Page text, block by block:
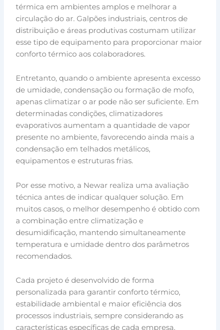
térmica em ambientes amplos e melhorar a
circulação do ar. Galpões industriais, centros de
distribuição e áreas produtivas costumam utilizar
esse tipo de equipamento para proporcionar maior
conforto térmico aos colaboradores.
Entretanto, quando o ambiente apresenta excesso
de umidade, condensação ou formação de mofo,
apenas climatizar o ar pode não ser suficiente. Em
determinadas condições, climatizadores
evaporativos aumentam a quantidade de vapor
presente no ambiente, favorecendo ainda mais a
condensação em telhados metálicos,
equipamentos e estruturas frias.
Por esse motivo, a Newar realiza uma avaliação
técnica antes de indicar qualquer solução. Em
muitos casos, o melhor desempenho é obtido com
a combinação entre climatização e
desumidificação, mantendo simultaneamente
temperatura e umidade dentro dos parâmetros
recomendados.
Cada projeto é desenvolvido de forma
personalizada para garantir conforto térmico,
estabilidade ambiental e maior eficiência dos
processos industriais, sempre considerando as
características específicas de cada empresa.